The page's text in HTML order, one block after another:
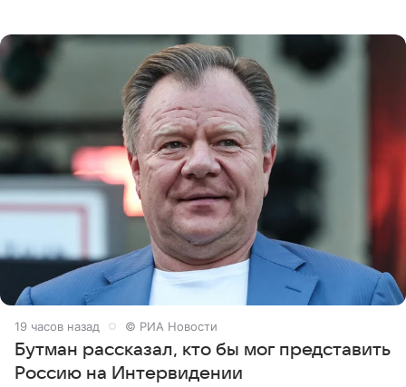
19 часов назад © РИА Новости
Бутман рассказал, кто бы мог представить
Россию на Интервидении